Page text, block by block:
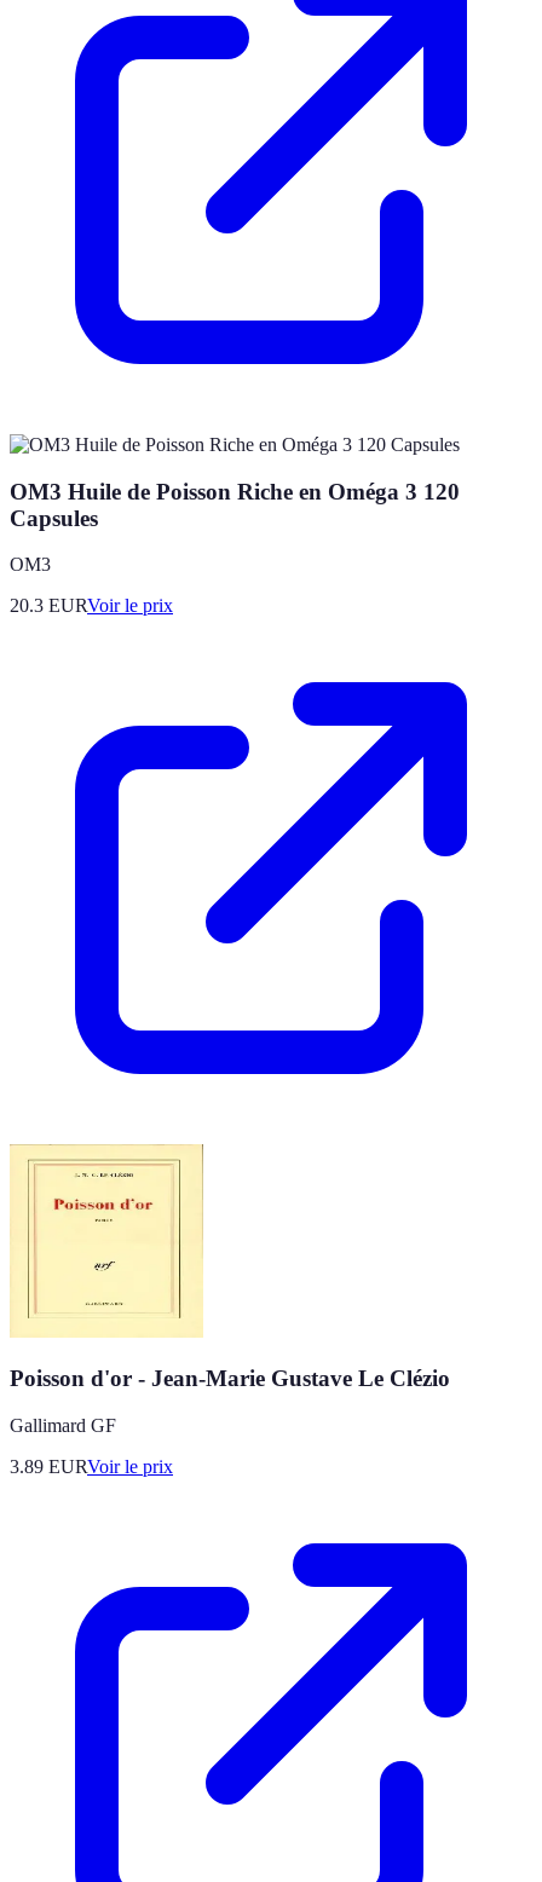
OM3 Huile de Poisson Riche en Oméga 3 120
Capsules
OM3
20.3 EURVoir le prix
Poisson d'or - Jean-Marie Gustave Le Clézio
Gallimard GF
3.89 EURVoir le prix